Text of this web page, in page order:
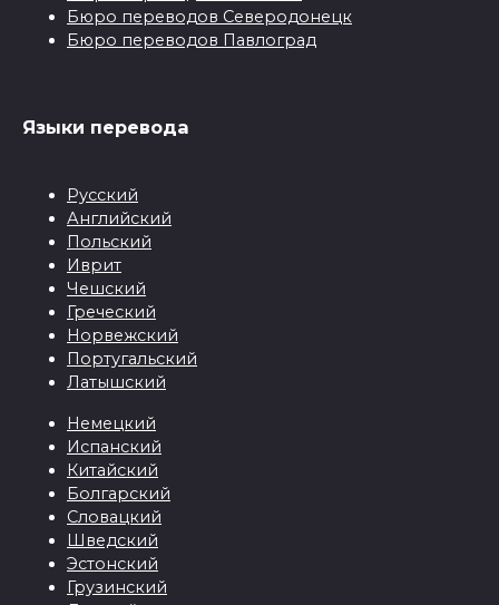
Бюро переводов Северодонецк
Бюро переводов Павлоград
Языки перевода
Русский
Английский
Польский
Иврит
Чешский
Греческий
Норвежский
Португальский
Латышский
Немецкий
Испанский
Китайский
Болгарский
Словацкий
Шведский
Эстонский
Грузинский